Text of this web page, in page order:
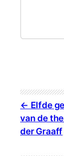
Elfde
van de
der Graaff